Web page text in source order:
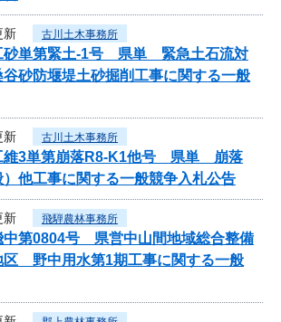
新 古川土木事務所
砂単第緊土-1号 県単 緊急土石流対
砂防堰堤土砂掘削工事に関する一般
新 古川土木事務所
維3単第崩落R8-K1他号 県単 崩落
他工事に関する一般競争入札公告
新 飛騨農林事務所
中第0804号 県営中山間地域総合整備
野中用水第1期工事に関する一般